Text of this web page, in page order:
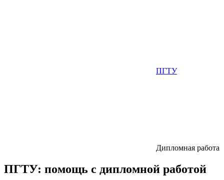
ПГТУ
Дипломная работа
ПГТУ: помощь с дипломной работой